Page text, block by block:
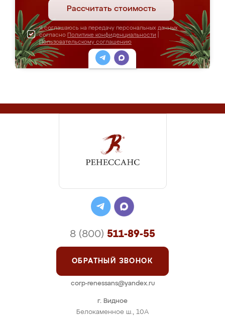
Рассчитать стоимость
Я соглашаюсь на передачу персональных данных
согласно Политике конфиденциальности
Пользовательскому соглашению
г. Видное
Белокаменное ш., 10А
8 (800) 511-89-55
ОБРАТНЫЙ ЗВОНОК
corp-renessans@yandex.ru